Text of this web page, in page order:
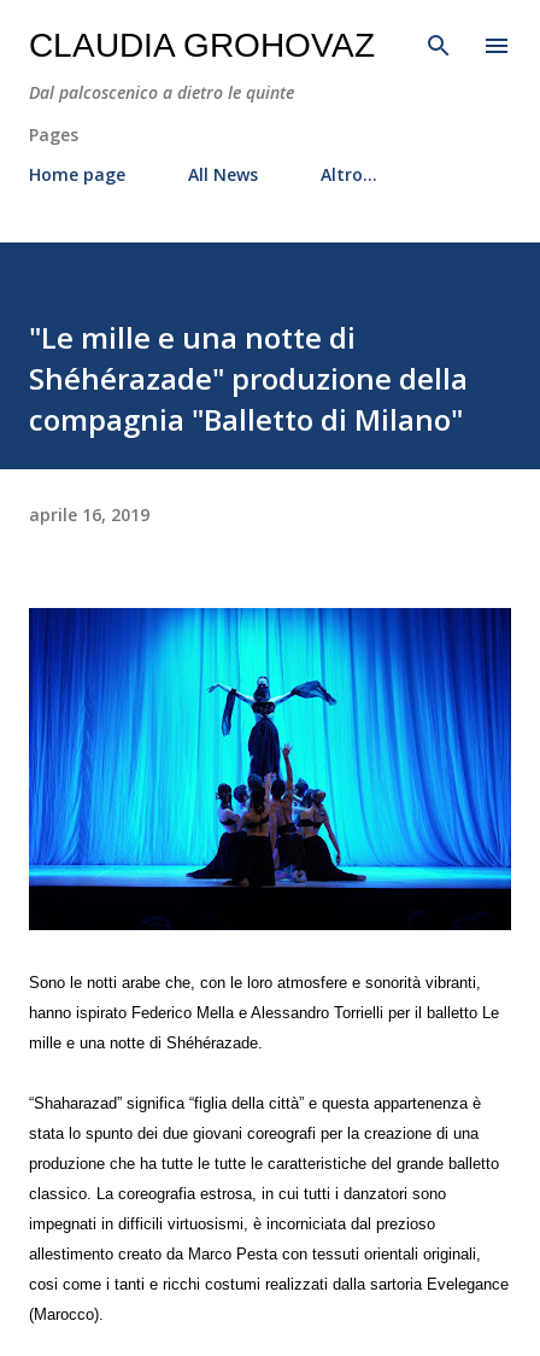
Passa ai contenuti principali
CLAUDIA GROHOVAZ
Dal palcoscenico a dietro le quinte
Pages
Home page
All News Altro…
"Le mille e una notte di
Shéhérazade" produzione della
compagnia "Balletto di Milano"
aprile 16, 2019
Sono le notti arabe che, con le loro atmosfere e sonorità vibranti,
hanno ispirato Federico Mella e Alessandro Torrielli per il balletto Le
mille e una notte di Shéhérazade.
“Shaharazad” significa “figlia della città” e questa appartenenza è
stata lo spunto dei due giovani coreografi per la creazione di una
produzione che ha tutte le tutte le caratteristiche del grande balletto
classico. La coreografia estrosa, in cui tutti i danzatori sono
impegnati in difficili virtuosismi, è incorniciata dal prezioso
allestimento creato da Marco Pesta con tessuti orientali originali,
cosi come i tanti e ricchi costumi realizzati dalla sartoria Evelegance
(Marocco).